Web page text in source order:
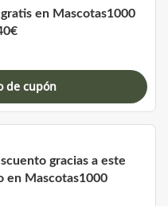
en Mascotas1000
de cupón
gracias a este
en Mascotas1000